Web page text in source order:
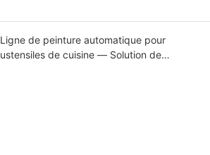
Ligne de peinture automatique pour
ustensiles de cuisine — Solution de